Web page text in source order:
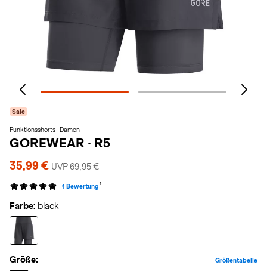
Sale
Funktionsshorts · Damen
GOREWEAR · R5
35,99 € UVP 69,95 €
1 Bewertung 1
Farbe: black
Größe: Größentabelle